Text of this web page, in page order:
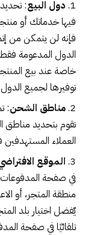
دول البيع:
فيها خدماتك أو
فإنه لن يتمكن من
الدول المدعومة
خاصة عند بيع
توفيرها لجميع
مناطق الشحن:
تقوم بتحديد
العملاء
الموقع
في صفحة المدفوعات.
منطقة المتجر، أو
يٌفضل اختيار بلد
تلقائيًا في صفحة